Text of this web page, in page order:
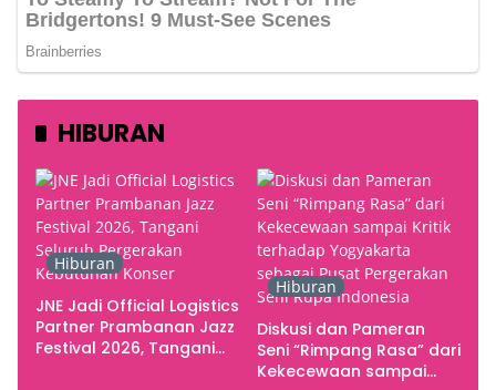
HIBURAN
Hiburan
JNE Jadi Official Logistics
Partner Prambanan Jazz
Festival 2026, Tangani
Hiburan
Diskusi dan Pameran
Seni “Rimpang Rasa” dari
Kekecewaan sampai